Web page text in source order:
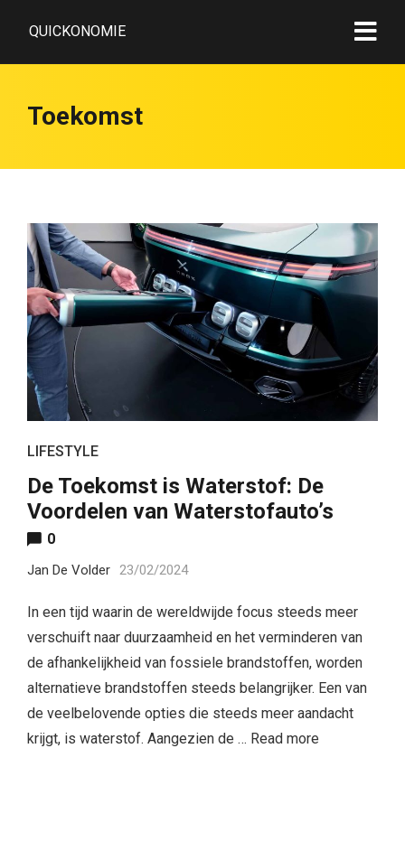
QUICKONOMIE
Toekomst
LIFESTYLE
De Toekomst is Waterstof: De
Voordelen van Waterstofauto’s
0
Jan De Volder 23/02/2024
In een tijd waarin de wereldwijde focus steeds meer
verschuift naar duurzaamheid en het verminderen van
de afhankelijkheid van fossiele brandstoffen, worden
alternatieve brandstoffen steeds belangrijker. Een van
de veelbelovende opties die steeds meer aandacht
krijgt, is waterstof. Aangezien de … Read more